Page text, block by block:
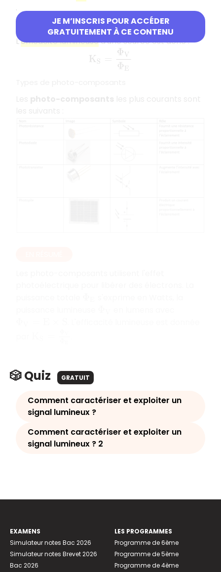
JE M’INSCRIS POUR ACCÉDER
GRATUITEMENT À CE CONTENU
.
Efficacité lumineuse
L'efficacité lumineused'une source est donc :
K S ΦE
🎲 Quiz GRATUIT
Comment caractériser et exploiter un
signal lumineux ?
Comment caractériser et exploiter un
signal lumineux ? 2
EXAMENS
Simulateur notes Bac 2026
Simulateur notes Brevet 2026
Bac 2026
LES PROGRAMMES
Programme de 6ème
Programme de 5ème
Programme de 4ème